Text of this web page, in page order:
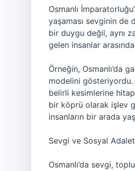
Osmanlı
yaşaması sevginin de
bir duygu değil, aynı
gelen insanlar
Örneğin, Osmanlı’da
modelini
belirli kesimlerine
bir köprü olarak işlev
insanların bir arada
Sevgi ve Sosyal
Osmanlı’da sevgi,